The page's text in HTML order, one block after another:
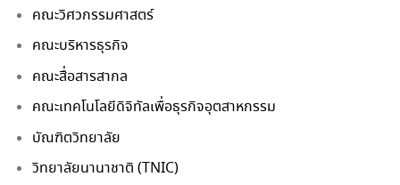
คณะวิศวกรรมศาสตร์
คณะบริหารธุรกิจ
คณะสื่อสารสากล
คณะเทคโนโลยีดิจิทัลเพื่อธุรกิจอุตสาหกรรม
บัณฑิตวิทยาลัย
วิทยาลัยนานาชาติ (TNIC)